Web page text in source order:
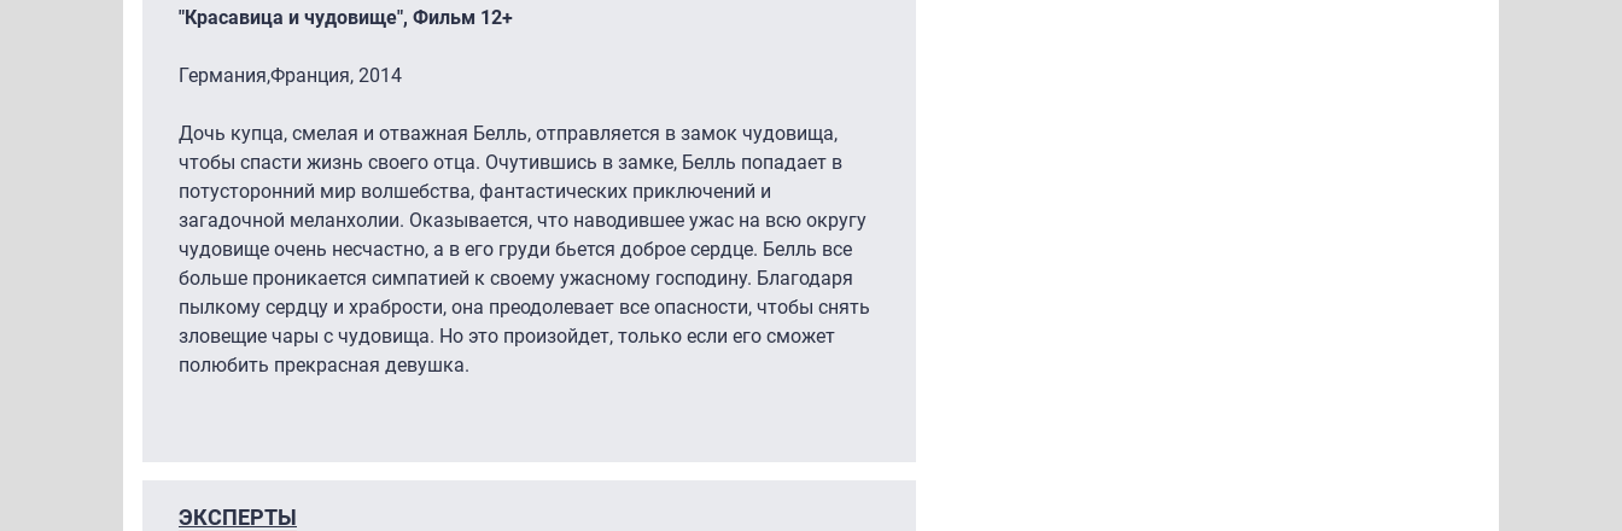
"Красавица и чудовище", Фильм 12+
Германия,Франция, 2014
Дочь купца, смелая и отважная Белль, отправляется в замок чудовища,
чтобы спасти жизнь своего отца. Очутившись в замке, Белль попадает в
потусторонний мир волшебства, фантастических приключений и
загадочной меланхолии. Оказывается, что наводившее ужас на всю округу
чудовище очень несчастно, а в его груди бьется доброе сердце. Белль все
больше проникается симпатией к своему ужасному господину. Благодаря
пылкому сердцу и храбрости, она преодолевает все опасности, чтобы снять
зловещие чары с чудовища. Но это произойдет, только если его сможет
полюбить прекрасная девушка.
ЭКСПЕРТЫ